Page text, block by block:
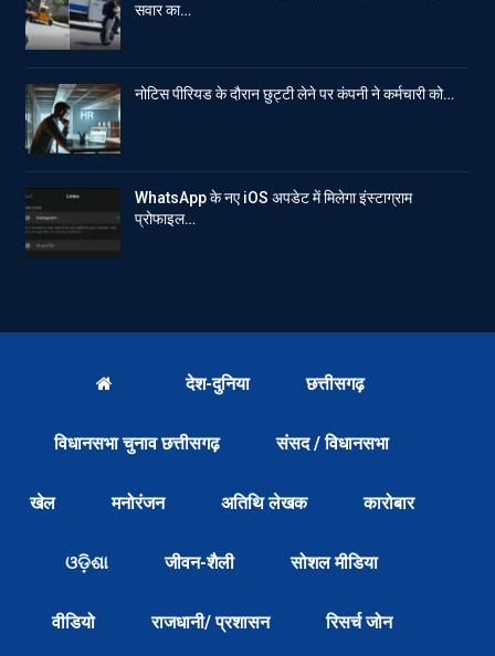
सवार का…
नोटिस पीरियड के दौरान छुट्टी लेने पर कंपनी ने कर्मचारी को…
WhatsApp के नए iOS अपडेट में मिलेगा इंस्टाग्राम
प्रोफाइल…
देश-दुनिया छत्तीसगढ़
विधानसभा चुनाव छत्तीसगढ़ संसद / विधानसभा
खेल मनोरंजन अतिथि लेखक कारोबार
ଓଡ଼ିଶା जीवन-शैली सोशल मीडिया
वीडियो राजधानी/ प्रशासन रिसर्च जोन